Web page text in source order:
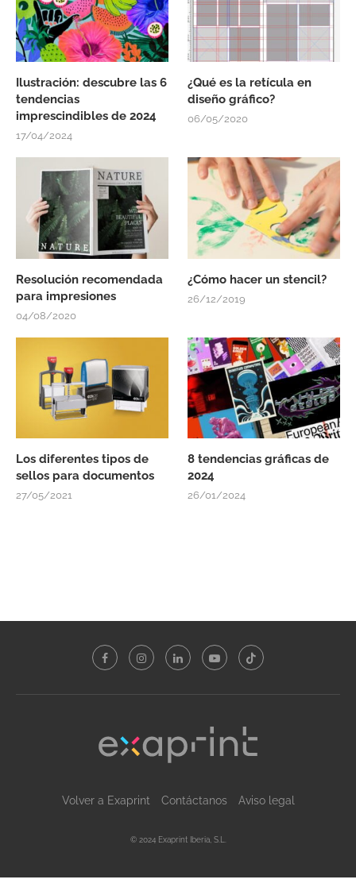
Ilustración: descubre las 6
tendencias
imprescindibles de 2024
17/04/2024
¿Qué es la retícula en
diseño gráfico?
06/05/2020
Resolución recomendada
para impresiones
04/08/2020
¿Cómo hacer un stencil?
26/12/2019
Los diferentes tipos de
sellos para documentos
27/05/2021
8 tendencias gráficas de
2024
26/01/2024
Volver a Exaprint Contáctanos Aviso legal
© 2024 Exaprint Iberia, S.L.